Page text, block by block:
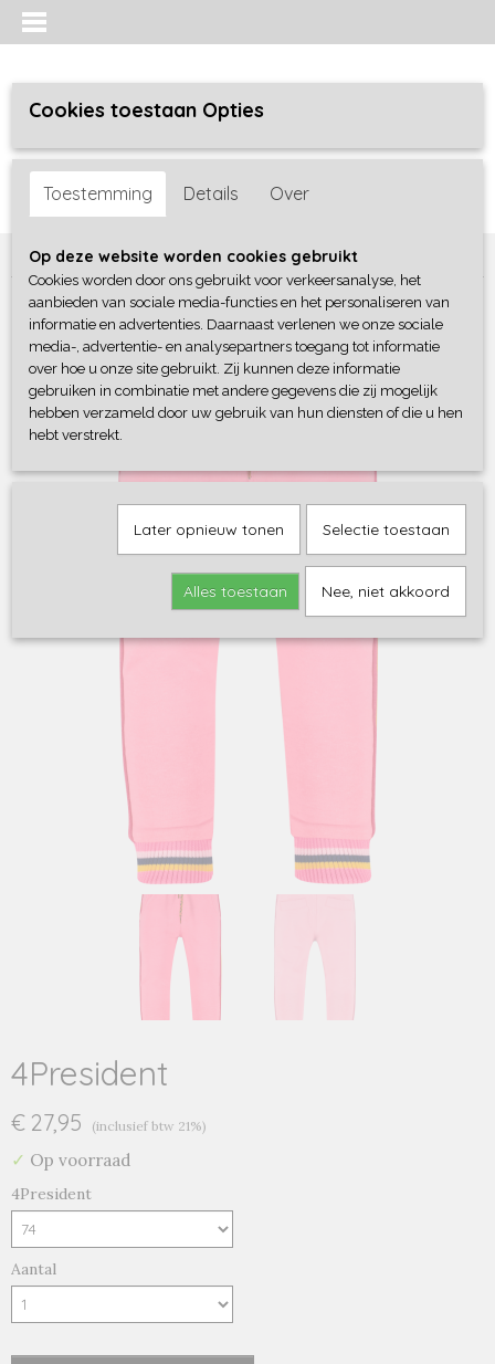
Inloggen Registreren
Home >Meisjes baby>broeken / leggings>4President
4President
€ 27,95 (inclusief btw 21%)
✓ Op voorraad
4President
Aantal
Cookies toestaan Opties
Toestemming Details Over
Op deze website worden cookies gebruikt
Cookies worden door ons gebruikt voor verkeersanalyse, het
aanbieden van sociale media-functies en het personaliseren van
informatie en advertenties. Daarnaast verlenen we onze sociale
media-, advertentie- en analysepartners toegang tot informatie
over hoe u onze site gebruikt. Zij kunnen deze informatie
gebruiken in combinatie met andere gegevens die zij mogelijk
hebben verzameld door uw gebruik van hun diensten of die u hen
hebt verstrekt.
Later opnieuw tonen Selectie toestaan
Alles toestaan Nee, niet akkoord